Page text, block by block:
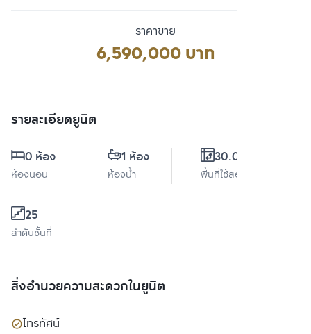
ราคาขาย
6,590,000 บาท
รายละเอียดยูนิต
0 ห้อง
ห้องนอน
1 ห้อง
ห้องน้ำ
30.05 ตร.ม.
พื้นที่ใช้สอย
25
ลำดับชั้นที่
สิ่งอำนวยความสะดวกในยูนิต
โทรทัศน์